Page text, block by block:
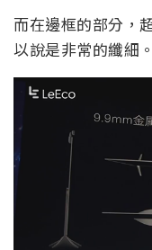
而在邊框的部分，
以說是非常的纖細。